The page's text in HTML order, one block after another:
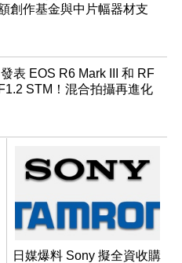
創作基金與中片幅器材支
表 EOS R6 Mark III 和 RF
STM！混合拍攝再進化
日媒爆料 Sony 擬全資收購